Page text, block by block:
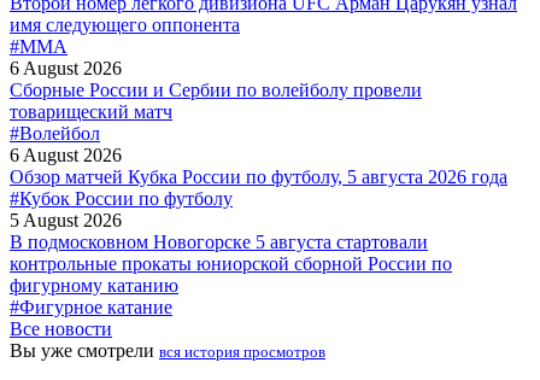
имя следующего оппонента
#MMA
6 August 2026
Сборные России и Сербии по волейболу провели
товарищеский матч
#Волейбол
6 August 2026
Обзор матчей Кубка России по футболу, 5 августа 2026 года
#Кубок России по футболу
5 August 2026
В подмосковном Новогорске 5 августа стартовали
контрольные прокаты юниорской сборной России по
фигурному катанию
#Фигурное катание
Все новости
Вы уже смотрели вся история просмотров